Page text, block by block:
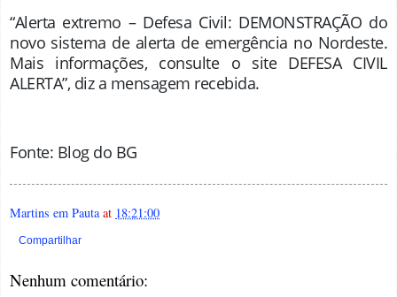
“Alerta extremo – Defesa Civil: DEMONSTRAÇÃO do
novo sistema de alerta de emergência no Nordeste.
Mais informações, consulte o site DEFESA CIVIL
ALERTA”, diz a mensagem recebida.
Fonte: Blog do BG
Martins em Pauta at 18:21:00
Compartilhar
Nenhum comentário: